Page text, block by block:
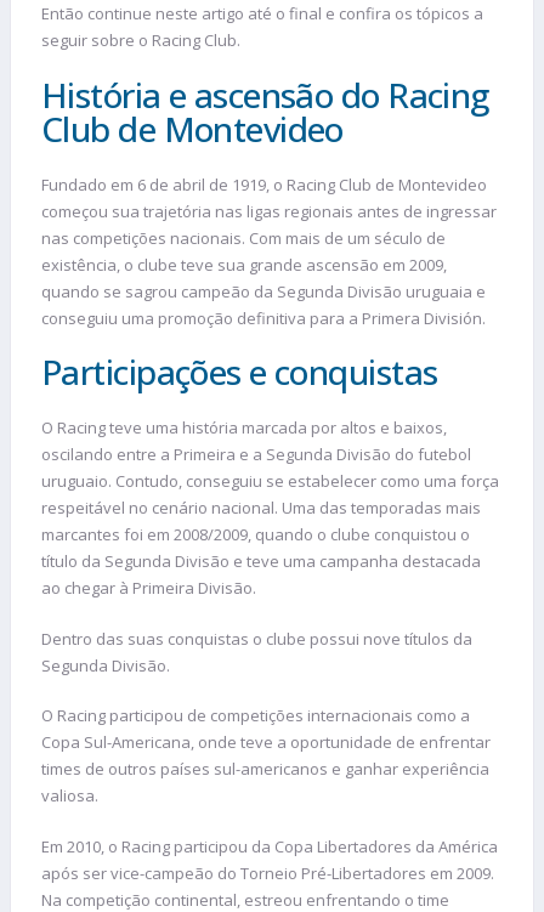
Então continue neste artigo até o final e confira os tópicos a
seguir sobre o Racing Club.
História e ascensão do Racing
Club de Montevideo
Fundado em 6 de abril de 1919, o Racing Club de Montevideo
começou sua trajetória nas ligas regionais antes de ingressar
nas competições nacionais. Com mais de um século de
existência, o clube teve sua grande ascensão em 2009,
quando se sagrou campeão da Segunda Divisão uruguaia e
conseguiu uma promoção definitiva para a Primera División.
Participações e conquistas
O Racing teve uma história marcada por altos e baixos,
oscilando entre a Primeira e a Segunda Divisão do futebol
uruguaio. Contudo, conseguiu se estabelecer como uma força
respeitável no cenário nacional. Uma das temporadas mais
marcantes foi em 2008/2009, quando o clube conquistou o
título da Segunda Divisão e teve uma campanha destacada
ao chegar à Primeira Divisão.
Dentro das suas conquistas o clube possui nove títulos da
Segunda Divisão.
O Racing participou de competições internacionais como a
Copa Sul-Americana, onde teve a oportunidade de enfrentar
times de outros países sul-americanos e ganhar experiência
valiosa.
Em 2010, o Racing participou da Copa Libertadores da América
após ser vice-campeão do Torneio Pré-Libertadores em 2009.
Na competição continental, estreou enfrentando o time